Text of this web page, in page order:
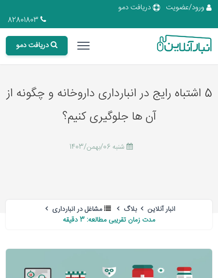
ورود/عضویت
دریافت دمو
دریافت دمو
5 اشتباه رایج در انبارداری داروخانه و چگونه از
آن ها جلوگیری کنیم؟
شنبه 06/بهمن/1403
انبار آنلاین بلاگ
مشاغل در انبارداری
مدت زمان تقریبی مطالعه: 3 دقیقه